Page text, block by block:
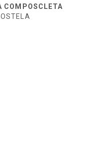
COMPOSCLETA